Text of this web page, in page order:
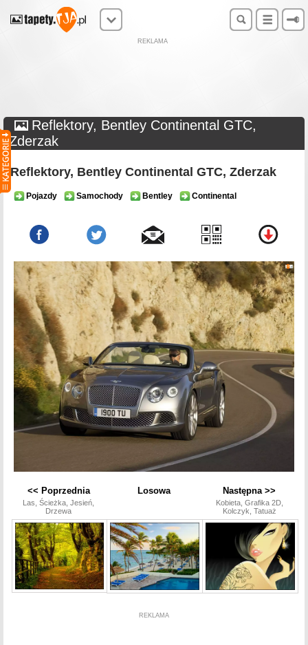
REKLAMA
Reflektory, Bentley Continental GTC,
Zderzak
Reflektory, Bentley Continental GTC, Zderzak
Pojazdy Samochody Bentley Continental
<< Poprzednia
Las, Ścieżka, Jesień,
Drzewa
Losowa Następna >>
Kobieta, Grafika 2D,
Kolczyk, Tatuaż
REKLAMA